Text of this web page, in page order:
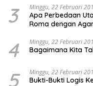
3 Minggu, 22 Februari
Apa Perbedaan
Roma dengan
4 Minggu, 22 Februari
Bagaimana Kita
5 Minggu, 22 Februari
Bukti-Bukti Logis